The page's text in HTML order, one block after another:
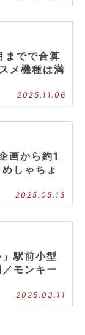
までで合算
メ機種は満
2025.11.06
画から約1
しゃちょ
2025.05.13
駅前小型
モンキー
2025.03.11